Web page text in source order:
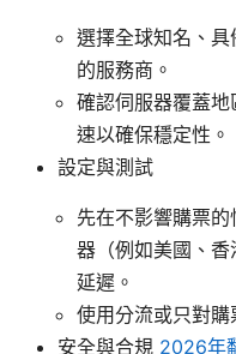
選擇全球知名、
的服務商。
確認伺服器覆蓋
速以確保穩定性。
設定與測試
先在不影響購票
器（例如美國、
延遲。
使用分流或只對購
安全與合規 2026年